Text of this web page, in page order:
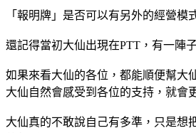
「報明牌」是否可以有另外的經營
還記得當初大仙出現在PTT，有一陣
如果來看大仙的各位，都能順便幫大
大仙自然會感受到各位的支持，就會
大仙真的不敢說自己有多準，只是想